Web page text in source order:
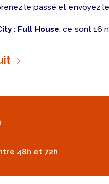
le passé et envoyez
: Full House, ce sont 16
48h et 72h